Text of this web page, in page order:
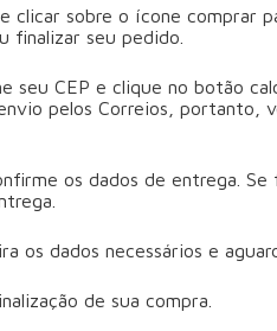
clicar sobre o ícone comprar
finalizar seu pedido.
seu CEP e clique no botão
pelos Correios, portanto,
os dados de entrega.
os dados necessários e
de sua compra.